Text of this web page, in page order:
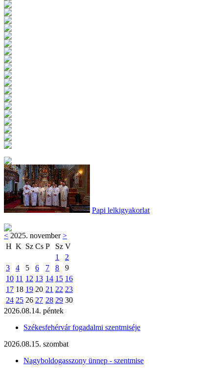
Papi lelkigyakorlat
< 2025. november>
H K Sz Cs P Sz V
1
2
3
4 5 6 7 8
9
10 11 12 13 14 15 16
17 18 19 20 21 22 23
24 25 26 27 28 29 30
2026.08.14. péntek
Székesfehérvár fogadalmi szentmiséje
2026.08.15. szombat
Nagyboldogasszony ünnep - szentmise